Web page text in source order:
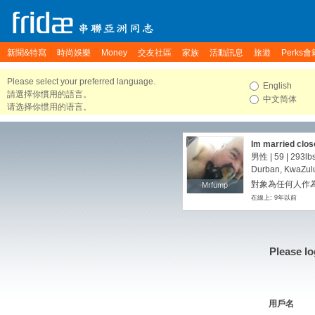
新聞&特寫 時尚娛樂 Money 交友社區 家族 活動訊息 旅遊 Perks會
Please select your preferred language.
請選擇你慣用的語言。
请选择你惯用的语言。
English
中文简体
Mrfump
Mrfump
Im married
perhaps pic
男性 | 59 |
Durban,
對象為任何人作
在線上: 9年以前
Please
用戶名